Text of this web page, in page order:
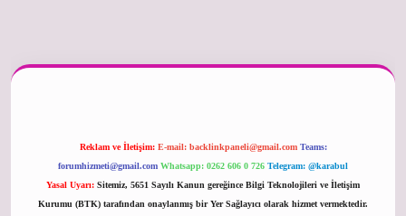
Reklam ve İletişim: E-mail: backlinkpaneli@gmail.com Teams:
forumhizmeti@gmail.com Whatsapp: 0262 606 0 726 Telegram: @karabul
Yasal Uyarı: Sitemiz, 5651 Sayılı Kanun gereğince Bilgi Teknolojileri ve İletişim
Kurumu (BTK) tarafından onaylanmış bir Yer Sağlayıcı olarak hizmet vermektedir.